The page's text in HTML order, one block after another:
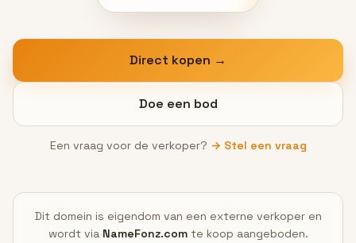
Direct kopen →
Doe een bod
Een vraag voor de verkoper? → Stel een vraag
Dit domein is eigendom van een externe verkoper en
wordt via NameFonz.comte koop aangeboden.